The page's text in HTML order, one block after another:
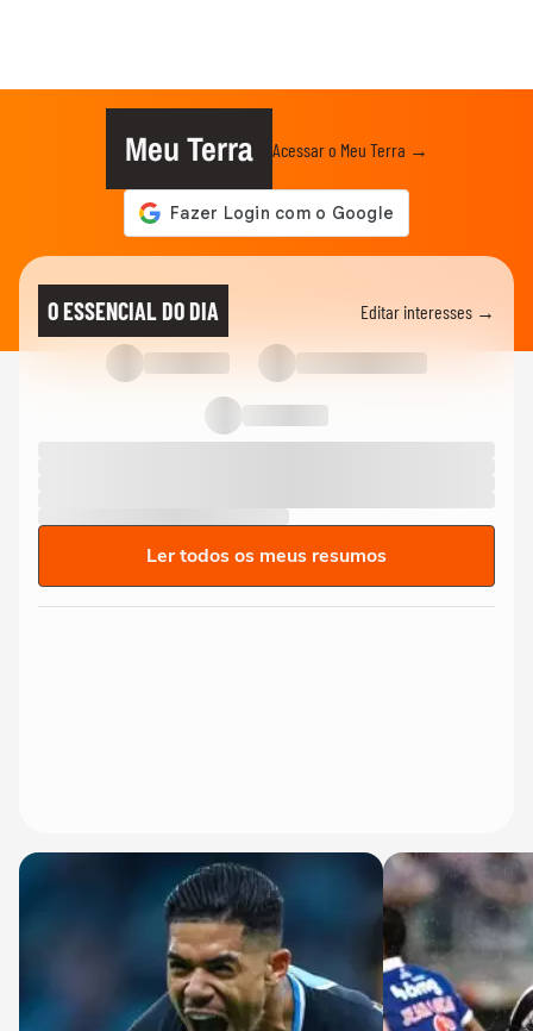
Meu Terra Acessar o Meu Terra →
O ESSENCIAL DO DIA Editar interesses →
Ler todos os meus resumos